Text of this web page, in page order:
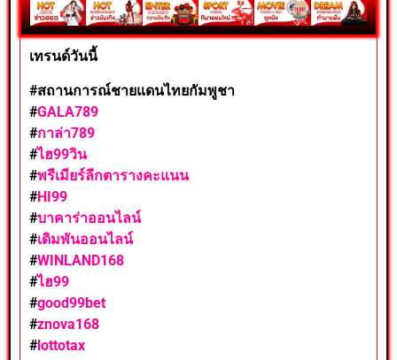
เทรนด์วันนี้
#สถานการณ์ชายแดนไทยกัมพูชา
#GALA789
#กาล่า789
#ไฮ99วิน
#พรีเมียร์ลีกตารางคะแนน
#HI99
#บาคาร่าออนไลน์
#เดิมพันออนไลน์
#WINLAND168
#ไฮ99
#good99bet
#znova168
#lottotax